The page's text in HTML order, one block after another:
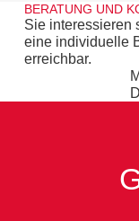
BERATUNG UND
Sie interessieren
eine individuelle
erreichbar.